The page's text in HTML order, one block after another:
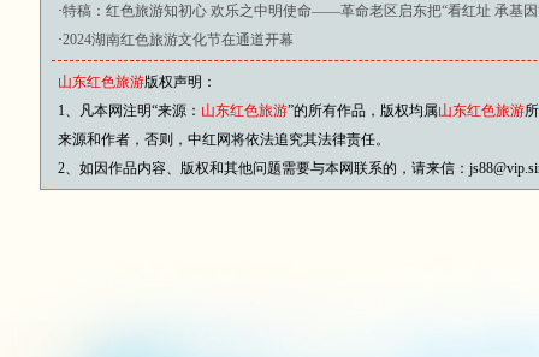
·特稿：红色旅游知初心 欢乐之中明使命——革命老区启东把“看红址 承基因
·2024湖南红色旅游文化节在通道开幕
山东红色旅游版权声明：
1、凡本网注明“来源： 山东红色旅游”的所有作品，版权均属山东红色旅游
来源和作者，否则，中红网将依法追究其法律责任。
2、如因作品内容、版权和其他问题需要与本网联系的，请来信：